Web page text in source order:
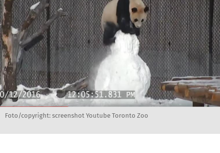
Foto/copyright: screenshot Youtube Toronto Zoo